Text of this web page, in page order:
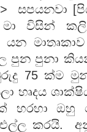
සපයනවා
විසින්
යන
පුන පුනා
75 ක්ම
හෘදය
හරහා
කරයි.